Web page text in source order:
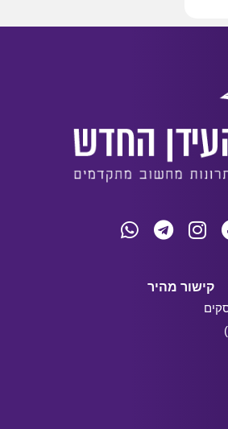
קישור מהיר